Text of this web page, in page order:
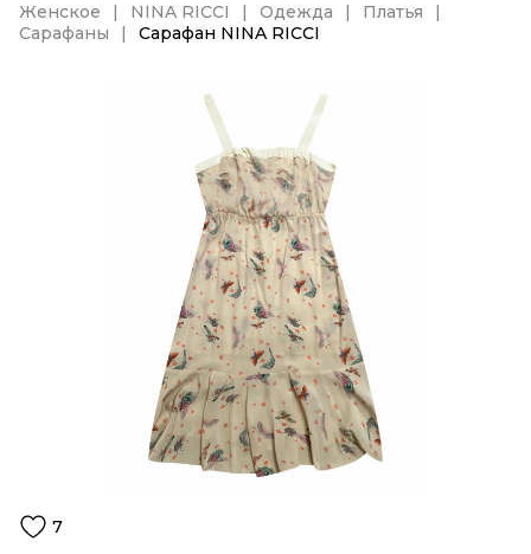
Женское NINA RICCI Одежда
Платья
Сарафаны
Сарафан NINA RICCI
7